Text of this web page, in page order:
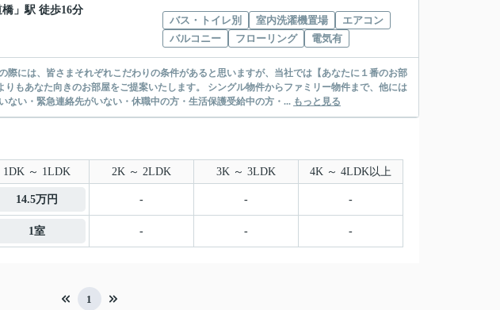
橋 」駅 徒歩16分
バス・トイレ別
室内洗濯機置場
エアコン
バルコニー
フローリング 電気有
ご提案いたします。 シングル物件からファミリー物件まで、他には
富にご紹介しております。 保証人がいない・緊急連絡先がいない・休職中の方・生活保護受給中の方・... もっと見る
1DK ～ 1LDK 2K ～ 2LDK 3K ～ 3LDK 4K ～ 4LDK以上
14.5万円 - - -
1室 - - -
1